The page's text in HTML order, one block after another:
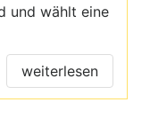
und wählt eine
weiterlesen